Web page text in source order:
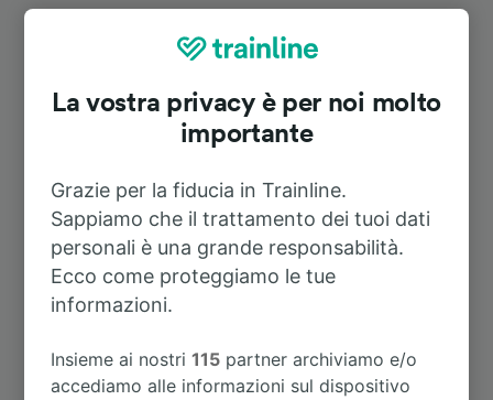
Durata
A Pößneck 16m
A Gera Süd
A Berlino Centrale 2h 55m
La vostra privacy è per noi molto
importante
Grazie per la fiducia in Trainline.
Sappiamo che il trattamento dei tuoi dati
personali è una grande responsabilità.
Ecco come proteggiamo le tue
informazioni.
Insieme ai nostri115 partner archiviamo e/o
accediamo alle informazioni sul dispositivo